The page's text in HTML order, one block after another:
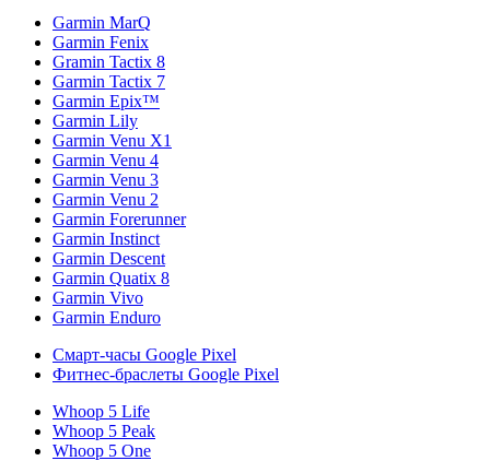
Garmin MarQ
Garmin Fenix
Gramin Tactix 8
Garmin Tactix 7
Garmin Epix™
Garmin Lily
Garmin Venu X1
Garmin Venu 4
Garmin Venu 3
Garmin Venu 2
Garmin Forerunner
Garmin Instinct
Garmin Descent
Garmin Quatix 8
Garmin Vivo
Garmin Enduro
Смарт-часы Google Pixel
Фитнес-браслеты Google Pixel
Whoop 5 Life
Whoop 5 Peak
Whoop 5 One